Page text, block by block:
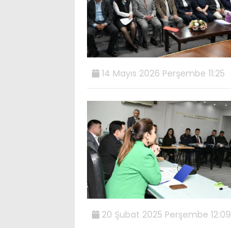
14 Mayıs 2026 Perşembe 11:25
20 Şubat 2025 Perşembe 12:09